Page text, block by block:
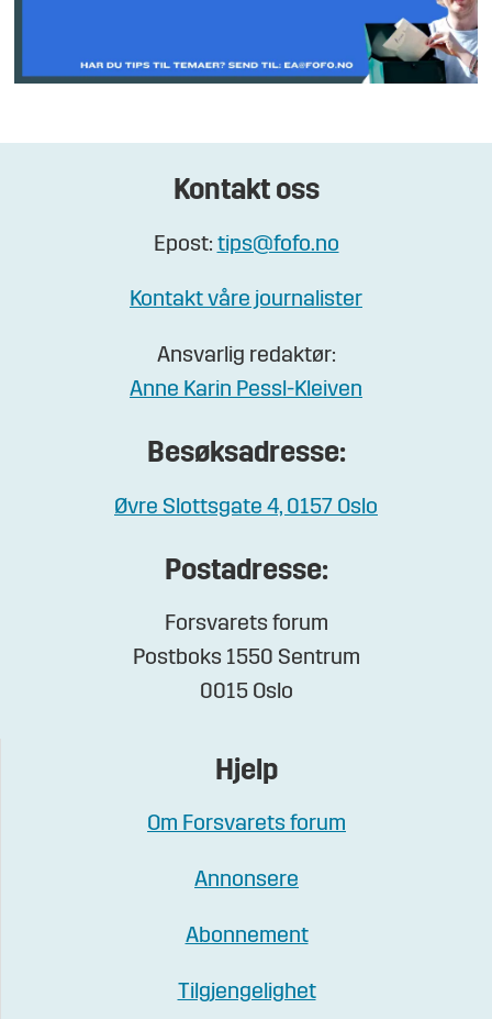
Kontakt oss
Epost: tips@fofo.no
Kontakt våre journalister
Ansvarlig redaktør:
Anne Karin Pessl-Kleiven
Besøksadresse:
Øvre Slottsgate 4, 0157 Oslo
Postadresse:
Forsvarets forum
Postboks 1550 Sentrum
0015 Oslo
Hjelp
Om Forsvarets forum
Annonsere
Abonnement
Tilgjengelighet